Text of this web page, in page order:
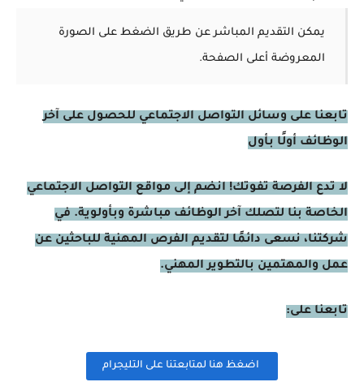
يمكن التقديم المباشر عن طريق الضغط على الصورة
المعروضة أعلى الصفحة.
تابعنا على وسائل التواصل الاجتماعي للحصول على آخر
الوظائف أولًا بأول
لا تدع الفرصة تفوتك! انضم إلى مواقع التواصل الاجتماعي
الخاصة بنا لتصلك آخر الوظائف مباشرة وبأولوية. في
شركتنا، نسعى دائمًا لتقديم الفرص المهنية للباحثين عن
عمل والمهتمين بالتطوير المهني.
تابعنا على:
اضغظ هنا لمتابعتنا على التليجرام